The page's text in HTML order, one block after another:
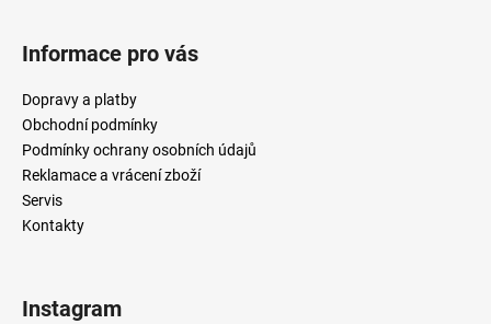
Informace pro vás
Dopravy a platby
Obchodní podmínky
Podmínky ochrany osobních údajů
Reklamace a vrácení zboží
Servis
Kontakty
Instagram